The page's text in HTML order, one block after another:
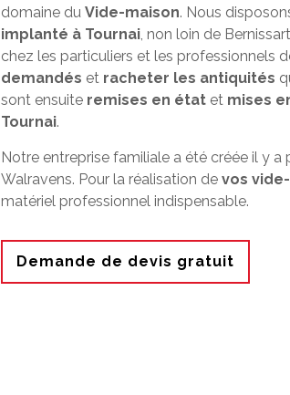
domaine duVide-maison. Nous
implanté à Tournai, non loin de
chez les particuliers et les professionnels
demandés et racheter les antiquités
sont ensuite remises en état et mises
Tournai.
Notre entreprise familiale a été créée il y
Walravens. Pour la réalisation devos
matériel professionnel indispensable.
Demande de devis gratuit